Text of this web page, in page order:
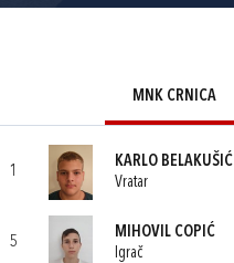
MNK CRNICA
1
KARLO BELAKUŠIĆ
Vratar
5
MIHOVIL COPIĆ
Igrač